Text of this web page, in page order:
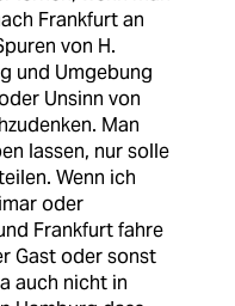
Frankfurt an
von H.
und Umgebung
Unsinn von
Man
lassen, nur solle
Wenn ich
oder
Frankfurt fahre
Gast oder sonst
auch nicht in